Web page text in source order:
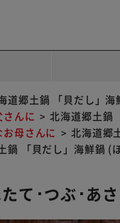
道郷土鍋 「貝だし」
んに
北海道郷土鍋
母さんに
北海道郷
鍋 「貝だし」海鮮鍋 (
て･つぶ･あ